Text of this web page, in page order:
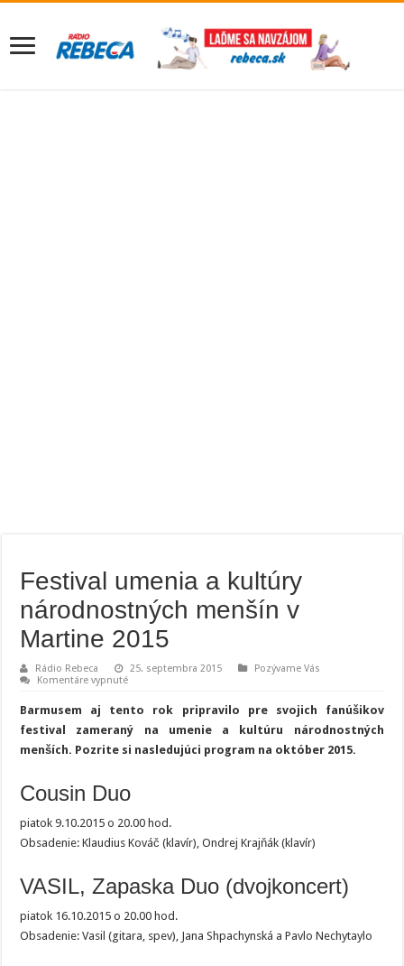
Festival umenia a kultúry
národnostných menšín v
Martine 2015
Rádio Rebeca 25. septembra 2015
Pozývame Vás
Komentáre vypnuténa
a
kultúry
národnostných
menšín
Barmusem aj tento rok pripravilo pre svojich fanúšikov
festival zameraný na umenie a kultúru národnostných
menších. Pozrite si nasledujúci program na október 2015.
Cousin Duo
piatok 9.10.2015 o 20.00 hod.
Obsadenie: Klaudius Kováč (klavír), Ondrej Krajňák (klavír)
VASIL, Zapaska Duo (dvojkoncert)
piatok 16.10.2015 o 20.00 hod.
Obsadenie: Vasil (gitara, spev), Jana Shpachynská a Pavlo Nechytaylo